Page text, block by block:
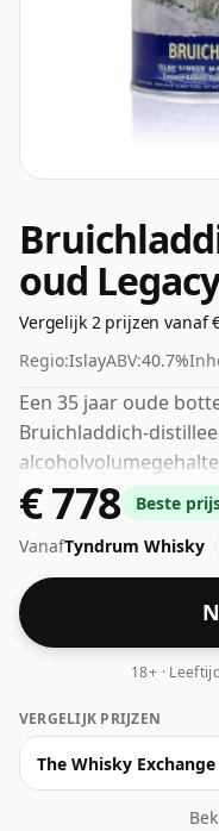
oud
Vergelijk 2 prijzen vanaf
Regio:IslayABV:40.7%
Een 35 jaar oude
Bruichladdich-
minimale sterkte die
daarom te
"standaard" sterkte.
€ 778
Beste
VanafTyndrum Whisky
18+ ·
VERGELIJK PRIJZEN
The Whisky Exchange